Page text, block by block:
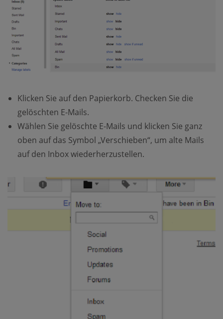
Klicken Sie auf den Papierkorb. Checken Sie die
gelöschten E-Mails.
Wählen Sie gelöschte E-Mails und klicken Sie ganz
oben auf das Symbol „Verschieben“, um alte Mails
auf den Inbox wiederherzustellen.